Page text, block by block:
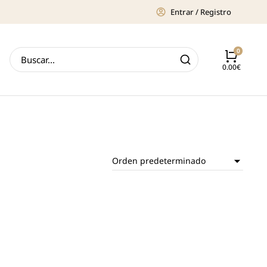
Entrar / Registro
0.00€